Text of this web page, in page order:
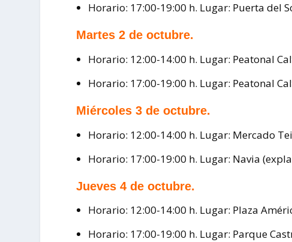
Horario: 17:00-19:00 h. Lugar: Puerta del
Martes 2 de octubre.
Horario: 12:00-14:00 h. Lugar: Peatonal
Horario: 17:00-19:00 h. Lugar: Peatonal
Miércoles 3 de octubre.
Horario: 12:00-14:00 h. Lugar: Mercado
Horario: 17:00-19:00 h. Lugar: Navia
Jueves 4 de octubre.
Horario: 12:00-14:00 h. Lugar: Plaza
Horario: 17:00-19:00 h. Lugar: Parque